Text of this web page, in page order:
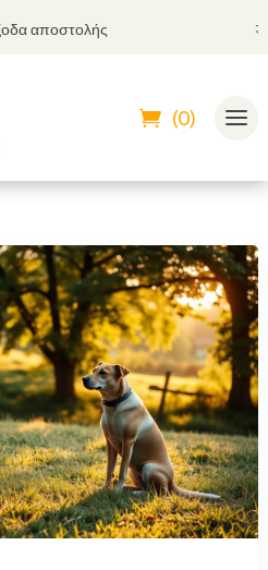
αποστολής
(0)